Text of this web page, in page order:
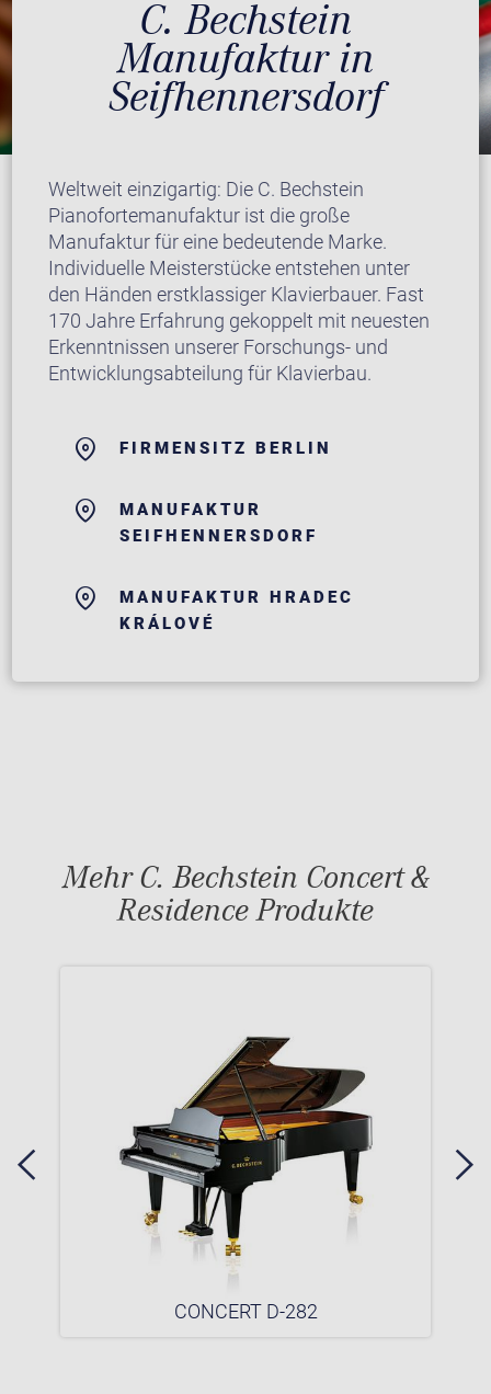
C. Bechstein
Manufaktur in
Seifhennersdorf
Weltweit einzigartig: Die C. Bechstein
Pianofortemanufaktur ist die große
Manufaktur für eine bedeutende Marke.
Individuelle Meisterstücke entstehen unter
den Händen erstklassiger Klavierbauer. Fast
170 Jahre Erfahrung gekoppelt mit neuesten
Erkenntnissen unserer Forschungs- und
Entwicklungsabteilung für Klavierbau.
FIRMENSITZ BERLIN
MANUFAKTUR
SEIFHENNERSDORF
MANUFAKTUR HRADEC
KRÁLOVÉ
Mehr C. Bechstein Concert &
Residence Produkte
CONCERT D-282